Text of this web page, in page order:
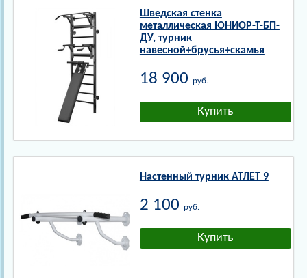
Шведская стенка
металлическая ЮНИОР-Т-БП-
ДУ, турник
навесной+брусья+скамья
18 900 руб.
Настенный турник АТЛЕТ 9
2 100 руб.